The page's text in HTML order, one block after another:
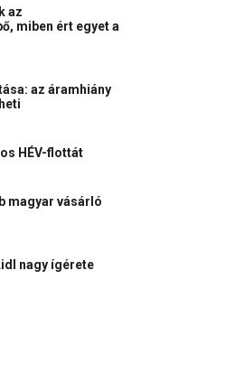
az
miben ért egyet a
az áramhiány
HÉV-flottát
magyar vásárló
nagy ígérete